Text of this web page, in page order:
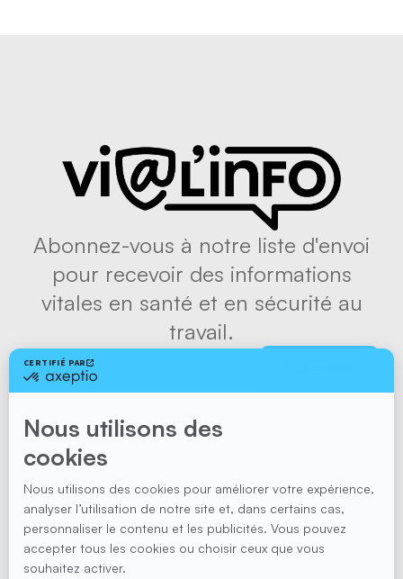
Abonnez-vous à notre liste d'envoi
pour recevoir des informations
vitales en santé et en sécurité au
travail.